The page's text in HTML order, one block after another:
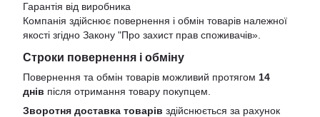
Гарантія від виробника
Компанія здійснює повернення і обмін товарів належної
якості згідно Закону "Про захист прав споживачів»
Строки повернення і обміну
Повернення та обмін товарів можливий протягом 14
днів після отримання товару покупцем.
Зворотня доставка товарів здійснюється за рахунок